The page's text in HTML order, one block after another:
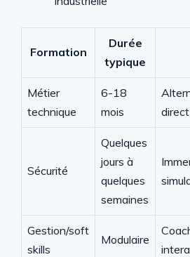
Formation
Durée
typique
Métier
technique
6-18
mois
direct
Sécurité
Quelques
jours à
quelques
semaines
Gestion/soft
skills
Modulaire